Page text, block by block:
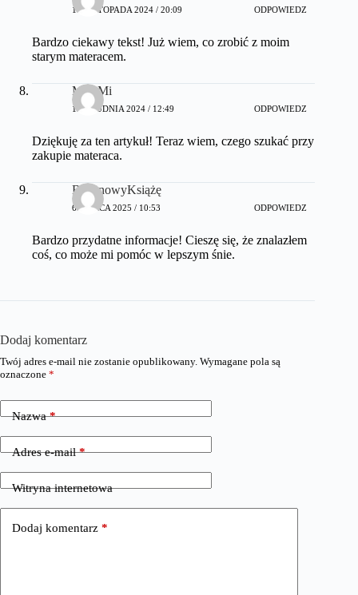
18 LISTOPADA 2024 / 20:09 ODPOWIEDZ
Bardzo ciekawy tekst! Już wiem, co zrobić z moim
starym materacem.
MalaMi
13 GRUDNIA 2024 / 12:49 ODPOWIEDZ
Dziękuję za ten artykuł! Teraz wiem, czego szukać przy
zakupie materaca.
BananowyKsiążę
6 MARCA 2025 / 10:53 ODPOWIEDZ
Bardzo przydatne informacje! Cieszę się, że znalazłem
coś, co może mi pomóc w lepszym śnie.
Dodaj komentarz
Twój adres e-mail nie zostanie opublikowany. Wymagane pola są
oznaczone *
Nazwa*
Adres e-mail*
Witryna internetowa
Dodaj komentarz *